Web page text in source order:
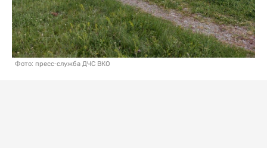
Фото: пресс-служба ДЧС ВКО